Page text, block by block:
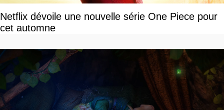
Netflix dévoile une nouvelle série One Piece pour
cet automne